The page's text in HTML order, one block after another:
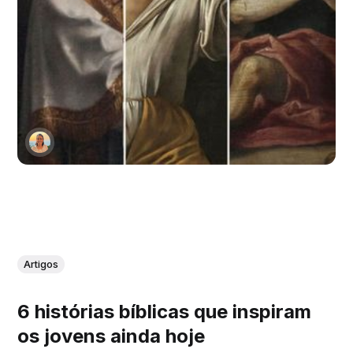
Artigos
6 histórias bíblicas que inspiram
os jovens ainda hoje